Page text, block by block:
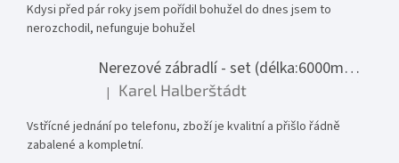
Kdysi před pár roky jsem pořídil bohužel do dnes jsem to
nerozchodil, nefunguje bohužel
Nerezové zábradlí - set (délka:6000mm x výška:1000mm)
Hodnocení produktu je 5 z 5 hvězdiček.
| Karel Halberštádt
Vstřícné jednání po telefonu, zboží je kvalitní a přišlo řádně
zabalené a kompletní.